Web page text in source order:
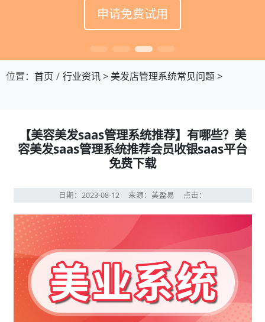
申请免费试用
申请免费试用
申请免费试用
申请免费试用
位置： 首页 行业资讯>美发店管理系统常见问题>
【美容美发saas管理系统推荐】有哪些？美
容美发saas管理系统推荐会员收银saas平台
免费下载
日期：2023-08-12 来源：美盈易 点击：